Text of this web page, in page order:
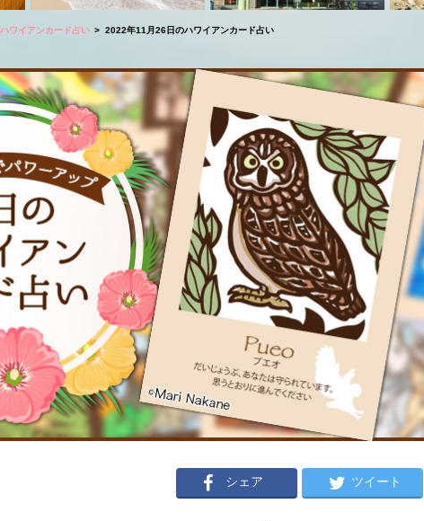
ワイアンカード占い 2022年11月26日のハワイアンカード占い
シェア ツイート